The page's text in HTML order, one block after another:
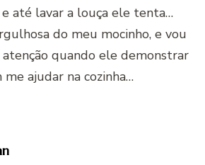
e até lavar a louça ele tenta…
do meu mocinho, e vou
quando ele demonstrar
ajudar na cozinha…